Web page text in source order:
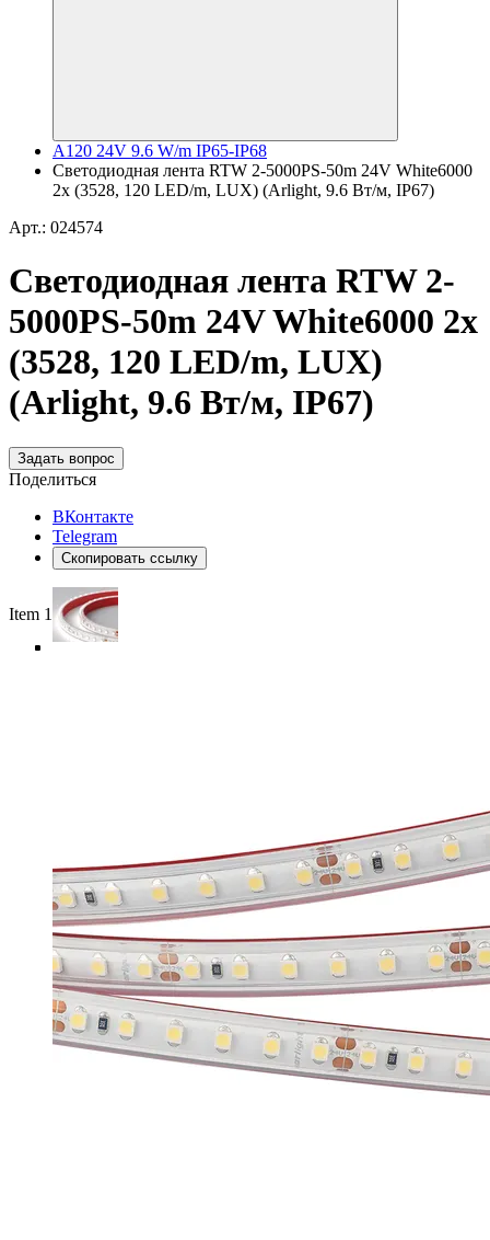
A120 24V 9.6 W/m IP65-IP68
Светодиодная лента RTW 2-5000PS-50m 24V White6000
2x (3528, 120 LED/m, LUX) (Arlight, 9.6 Вт/м, IP67)
Арт.: 024574
Светодиодная лента RTW 2-
5000PS-50m 24V White6000 2x
(3528, 120 LED/m, LUX)
(Arlight, 9.6 Вт/м, IP67)
Задать вопрос
Поделиться
ВКонтакте
Telegram
Скопировать ссылку
Item 1 of 5